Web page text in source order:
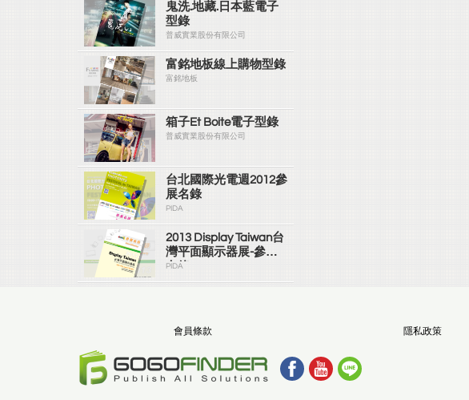
鬼洗.地藏.日本藍電子
型錄
普威實業股份有限公司
富銘地板線上購物型錄
富銘地板
箱子Et Boite電子型錄
普威實業股份有限公司
台北國際光電週2012參
展名錄
PIDA
2013 Display Taiwan台
灣平面顯示器展-參展
名錄
PIDA
會員條款 隱私政策